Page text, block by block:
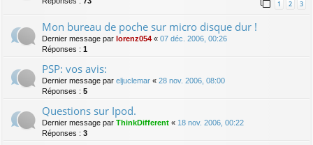
1 2 3
Mon bureau de poche sur micro disque dur !
Dernier message par lorenz054 « 07 déc. 2006, 00:26
Réponses : 1
PSP: vos avis:
Dernier message par eljuclemar « 28 nov. 2006, 08:00
Réponses : 5
Questions sur Ipod.
Dernier message par ThinkDifferent « 18 nov. 2006, 00:22
Réponses : 3